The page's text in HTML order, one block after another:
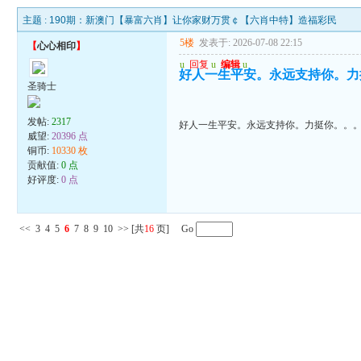
主题 : 190期：新澳门【暴富六肖】让你家财万贯￠【六肖中特】造福彩民
【心心相印】
圣骑士
发帖:2317
威望:20396 点
铜币: 10330 枚
贡献值:0 点
好评度:0 点
5楼 发表于: 2026-07-08 22:15
u 回复 u 编辑 u
好人一生平安。永远支持你。力
好人一生平安。永远支持你。力挺你。。。
<< 3 4 5 6 7 8 9 10 >> [共16 页] Go